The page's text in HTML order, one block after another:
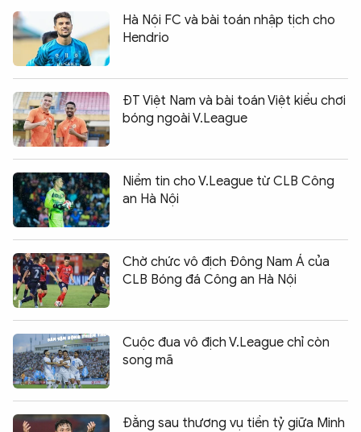
Hà Nội FC và bài toán nhập tịch cho
Hendrio
ĐT Việt Nam và bài toán Việt kiều chơi
bóng ngoài V.League
Niềm tin cho V.League từ CLB Công
an Hà Nội
Chờ chức vô địch Đông Nam Á của
CLB Bóng đá Công an Hà Nội
Cuộc đua vô địch V.League chỉ còn
song mã
Đằng sau thương vụ tiền tỷ giữa Minh